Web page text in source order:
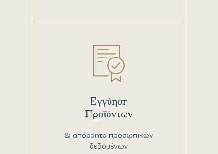
& απόρρητο προσωπικών
δεδομένων
Εγγύηση
Προϊόντων